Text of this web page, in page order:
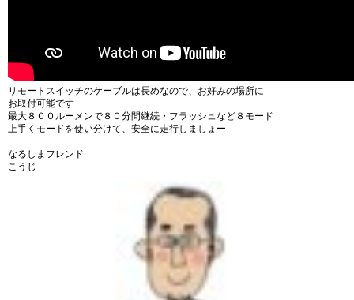
リモートスイッチのケーブルは長めなので、お好みの場所に
お取付可能です
最大８００ルーメンで８０分間継続・フラッシュなど８モード
上手くモードを使い分けて、安全に走行しましょー
なるしまフレンド
こうじ